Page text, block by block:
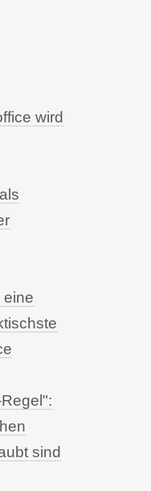
wird
eine
sind